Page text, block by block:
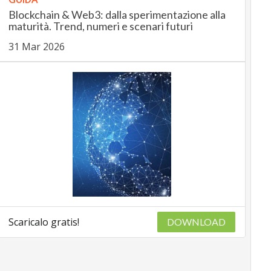
Blockchain & Web3: dalla sperimentazione alla
maturità. Trend, numeri e scenari futuri
31 Mar 2026
Scaricalo gratis! DOWNLOAD